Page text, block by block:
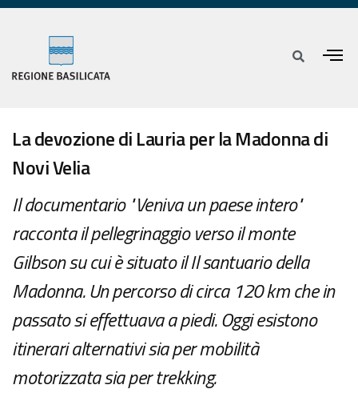
La devozione di Lauria per la Madonna di
Novi Velia
Il documentario "Veniva un paese intero"
racconta il pellegrinaggio verso il monte
Gilbson su cui è situato il Il santuario della
Madonna. Un percorso di circa 120 km che in
passato si effettuava a piedi. Oggi esistono
itinerari alternativi sia per mobilità
motorizzata sia per trekking.